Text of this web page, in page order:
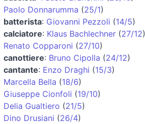
Paolo Donnarumma (25/1)
batterista: Giovanni Pezzoli (14/5)
calciatore: Klaus Bachlechner (27/12)
Renato Copparoni (27/10)
canottiere: Bruno Cipolla (24/12)
cantante: Enzo Draghi (15/3)
Marcella Bella (18/6)
Giuseppe Cionfoli (19/10)
Delia Gualtiero (21/5)
Dino Drusiani (26/4)